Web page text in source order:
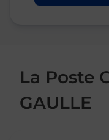
La Poste
GAULLE